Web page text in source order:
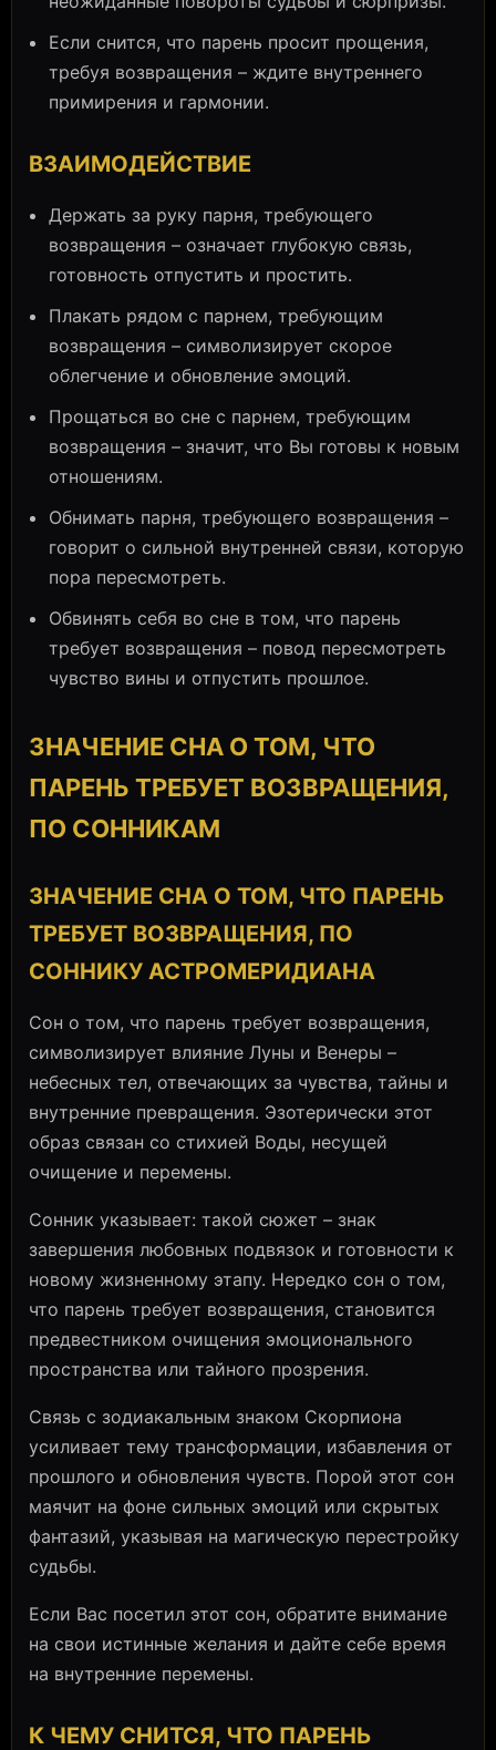
Если снится, что парень просит прощения,
требуя возвращения – ждите внутреннего
примирения и гармонии.
ВЗАИМОДЕЙСТВИЕ
Держать за руку парня, требующего
возвращения – означает глубокую связь,
готовность отпустить и простить.
Плакать рядом с парнем, требующим
возвращения – символизирует скорое
облегчение и обновление эмоций.
Прощаться во сне с парнем, требующим
возвращения – значит, что Вы готовы к новым
отношениям.
Обнимать парня, требующего возвращения –
говорит о сильной внутренней связи, которую
пора пересмотреть.
Обвинять себя во сне в том, что парень
требует возвращения – повод пересмотреть
чувство вины и отпустить прошлое.
ЗНАЧЕНИЕ СНА О ТОМ, ЧТО
ПАРЕНЬ ТРЕБУЕТ ВОЗВРАЩЕНИЯ,
ПО СОННИКАМ
ЗНАЧЕНИЕ СНА О ТОМ, ЧТО ПАРЕНЬ
ТРЕБУЕТ ВОЗВРАЩЕНИЯ, ПО
СОННИКУ АСТРОМЕРИДИАНА
Сон о том, что парень требует возвращения,
символизирует влияние Луны и Венеры –
небесных тел, отвечающих за чувства, тайны и
внутренние превращения. Эзотерически этот
образ связан со стихией Воды, несущей
очищение и перемены.
Сонник указывает: такой сюжет – знак
завершения любовных подвязок и готовности к
новому жизненному этапу. Нередко сон о том,
что парень требует возвращения, становится
предвестником очищения эмоционального
пространства или тайного прозрения.
Связь с зодиакальным знаком Скорпиона
усиливает тему трансформации, избавления от
прошлого и обновления чувств. Порой этот сон
маячит на фоне сильных эмоций или скрытых
фантазий, указывая на магическую перестройку
судьбы.
Если Вас посетил этот сон, обратите внимание
на свои истинные желания и дайте себе время
на внутренние перемены.
К ЧЕМУ СНИТСЯ, ЧТО ПАРЕНЬ